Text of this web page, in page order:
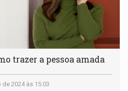
trazer a pessoa amada
de 2024 às 15:03